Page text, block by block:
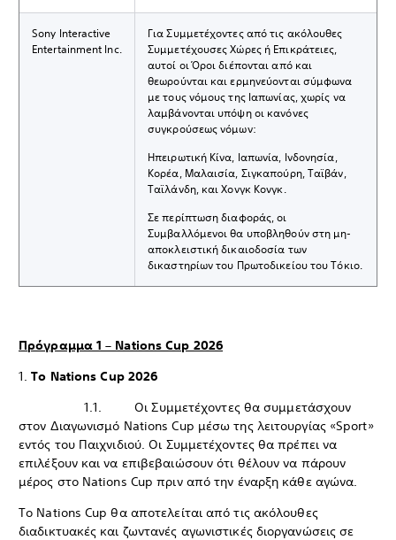
Sony Interactive
Entertainment Inc.
Για Συμμετέχοντες από τις ακόλουθες
Συμμετέχουσες Χώρες ή Επικράτειες,
αυτοί οι Όροι διέπονται από και
θεωρούνται και ερμηνεύονται σύμφωνα
με τους νόμους της Ιαπωνίας, χωρίς να
λαμβάνονται υπόψη οι κανόνες
συγκρούσεως νόμων:
Ηπειρωτική Κίνα, Ιαπωνία, Ινδονησία,
Κορέα, Μαλαισία, Σιγκαπούρη, Ταϊβάν,
Ταϊλάνδη, και Χονγκ Κονγκ.
Σε περίπτωση διαφοράς, οι
Συμβαλλόμενοι θα υποβληθούν στη μη-
αποκλειστική δικαιοδοσία των
δικαστηρίων του Πρωτοδικείου του Τόκιο.
Πρόγραμμα 1 – Nations Cup 2026
1.Το Nations Cup 2026
1.1. Οι Συμμετέχοντες θα συμμετάσχουν
στον Διαγωνισμό Nations Cup μέσω της λειτουργίας «Sport»
εντός του Παιχνιδιού. Οι Συμμετέχοντες θα πρέπει να
επιλέξουν και να επιβεβαιώσουν ότι θέλουν να πάρουν
μέρος στο Nations Cup πριν από την έναρξη κάθε αγώνα.
Το Nations Cup θα αποτελείται από τις ακόλουθες
διαδικτυακές και ζωντανές αγωνιστικές διοργανώσεις σε